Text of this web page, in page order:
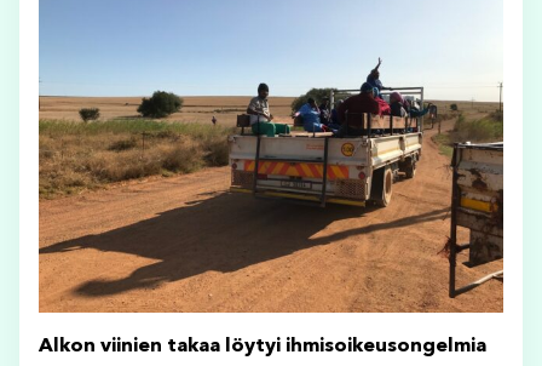
Alkon viinien takaa löytyi ihmisoikeusongelmia